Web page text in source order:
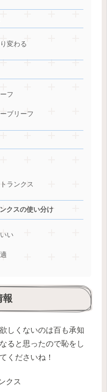
変わる
フ
ブリーフ
ランクス
クスの使い分け
い
報
しくないのは百も承知
ると思ったので恥をし
くださいね！
クス